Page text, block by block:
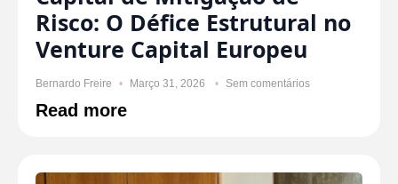
Risco: O Défice Estrutural no
Venture Capital Europeu
Bernardo Freire Março 31, 2026 Sem comentários
Read more